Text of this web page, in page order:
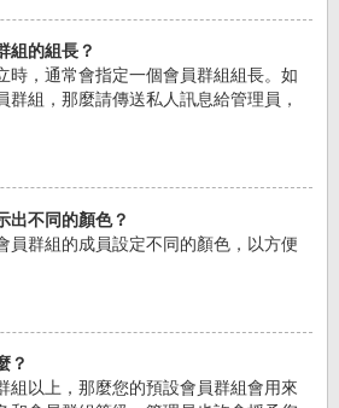
組的組長？
時，通常會指定一個會員群組組長。如
群組，那麼請傳送私人訊息給管理員，
出不同的顏色？
員群組的成員設定不同的顏色，以方便
？
組以上，那麼您的預設會員群組會用來